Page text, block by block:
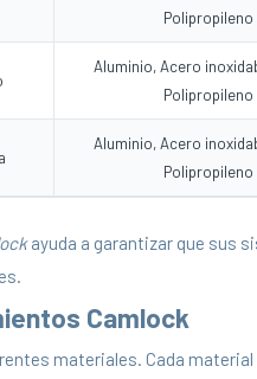
Polipropileno
Aluminio, Acero
Polipropileno
Aluminio, Acero
Polipropileno
ayuda a garantizar que sus
Camlock
materiales. Cada